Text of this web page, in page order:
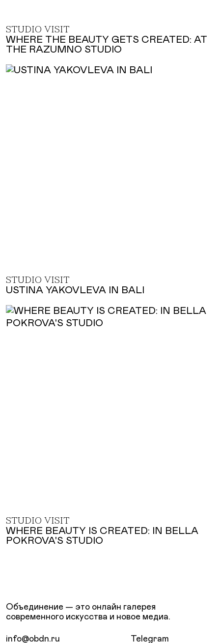
STUDIO VISIT
WHERE THE BEAUTY GETS CREATED: AT
THE RAZUMNO STUDIO
STUDIO VISIT
USTINA YAKOVLEVA IN BALI
STUDIO VISIT
WHERE BEAUTY IS CREATED: IN BELLA
POKROVA'S STUDIO
Объединение — это онлайн галерея
современного искусства и новое медиа.
info@obdn.ru Telegram